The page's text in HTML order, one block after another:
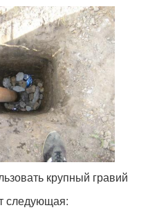
крупный гравий
следующая: